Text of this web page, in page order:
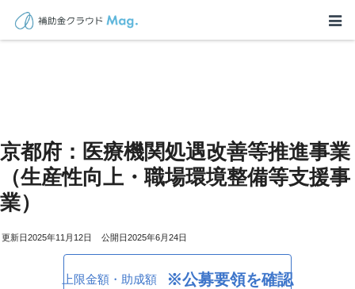
京都府：医療機関処遇改善等推進事業
（生産性向上・職場環境整備等支援事
業）
2025年11月12日 2025年6月24日
上限金額・助成額 ※公募要領を確認